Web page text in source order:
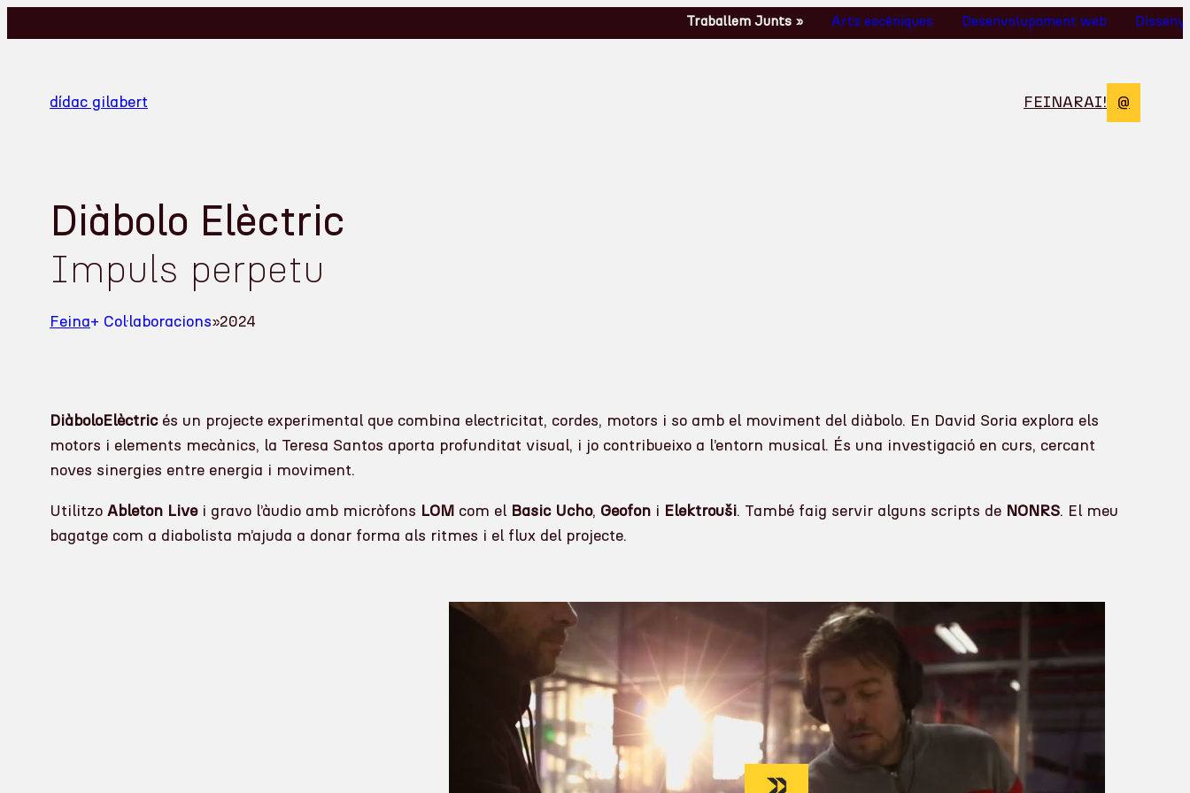
Traballem Junts » Arts escèniques Desenvolupament web Disseny de so
dídac gilabert FEINARAI! @
Diàbolo Elèctric
Impuls perpetu
Feina+ Col·laboracions»2024
DiàboloElèctricés un projecte experimental que combina electricitat, cordes, motors i so amb el moviment del diàbolo. En David Soria explora els
motors i elements mecànics, la Teresa Santos aporta profunditat visual, i jo contribueixo a l’entorn musical. És una investigació en curs, cercant
noves sinergies entre energia i moviment.
Utilitzo Ableton Livei gravo l’àudio amb micròfons LOM com el Basic Ucho, Geofon i Elektrouši. També faig servir alguns scripts de NONRS. El meu
bagatge com a diabolista m’ajuda a donar forma als ritmes i el flux del projecte.